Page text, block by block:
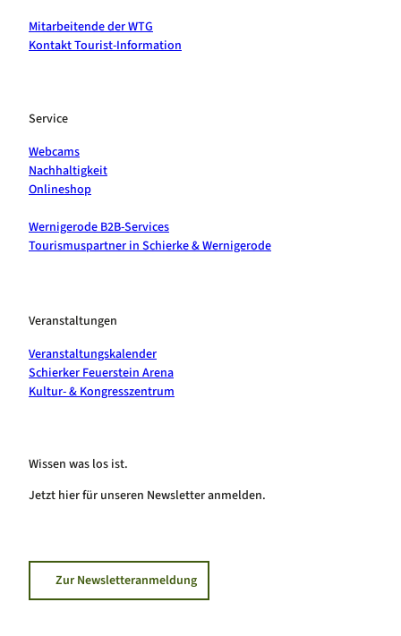
Mitarbeitende der WTG
Kontakt Tourist-Information
Service
Webcams
Nachhaltigkeit
Onlineshop
Wernigerode B2B-Services
Tourismuspartner in Schierke & Wernigerode
Veranstaltungen
Veranstaltungskalender
Schierker Feuerstein Arena
Kultur- & Kongresszentrum
Wissen was los ist.
Jetzt hier für unseren Newsletter anmelden.
Zur Newsletteranmeldung